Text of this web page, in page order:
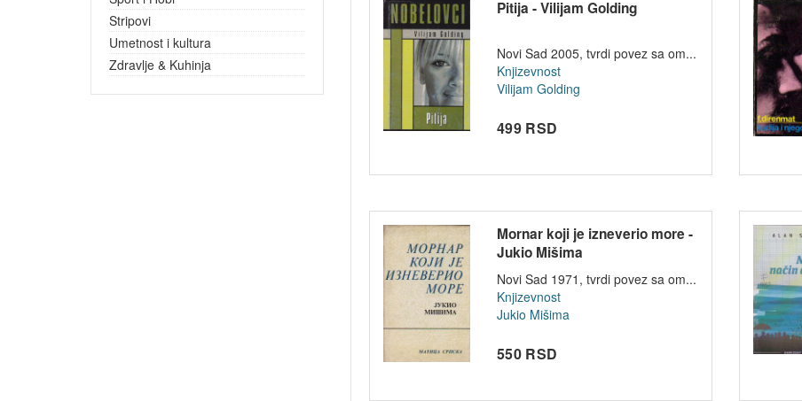
Stripovi
Umetnost i kultura
Zdravlje & Kuhinja
Pitija - Vilijam Golding
Novi Sad 2005, tvrdi povez sa om...
Knjizevnost
Vilijam Golding
499 RSD
Mornar koji je izneverio more -
Jukio Mišima
Novi Sad 1971, tvrdi povez sa om...
Knjizevnost
Jukio Mišima
550 RSD